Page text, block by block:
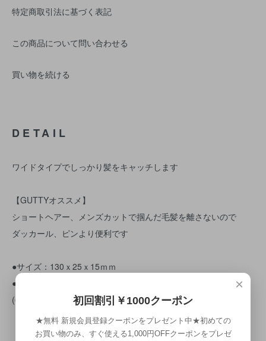
特定商取引法に基づく表記
この商品について問い合わせる
買い物を続ける
DETAIL
ワイドタイプでしっかり髪をキャッチします
【GUTTYオススメ】
ショートヘアー、メンズカットで掴んだ毛髪を離さないので
ダッカール、ピンより便利です
●サイズ：130ｘ25ｘ15ｍｍ
●材質：アルミ合金
(6本入)
×
初回割引￥1000クーポン
★無料 新規会員登録クーポンをプレゼント中★初めての
お買い物のみ、すぐ使える1,000円OFFクーポンをプレゼ